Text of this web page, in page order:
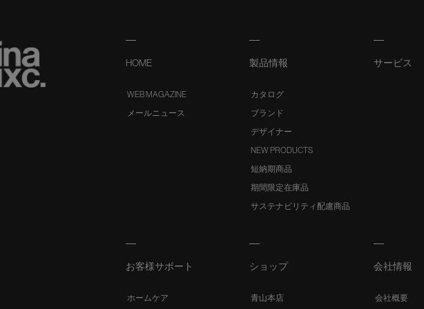
HOME
WEB MAGAZINE
メールニュース
製品情報
カタログ
ブランド
デザイナー
NEW PRODUCTS
短納期商品
期間限定在庫品
サステナビリティ配慮商品
サービス
お客様サポート
ホームケア
ショップ
青山本店
会社情報
会社概要